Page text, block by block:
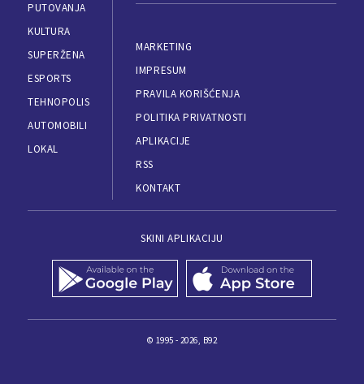
PUTOVANJA
KULTURA
SUPERŽENA
ESPORTS
TEHNOPOLIS
AUTOMOBILI
LOKAL
MARKETING
IMPRESUM
PRAVILA KORIŠĆENJA
POLITIKA PRIVATNOSTI
APLIKACIJE
RSS
KONTAKT
SKINI APLIKACIJU
© 1995 - 2026, B92